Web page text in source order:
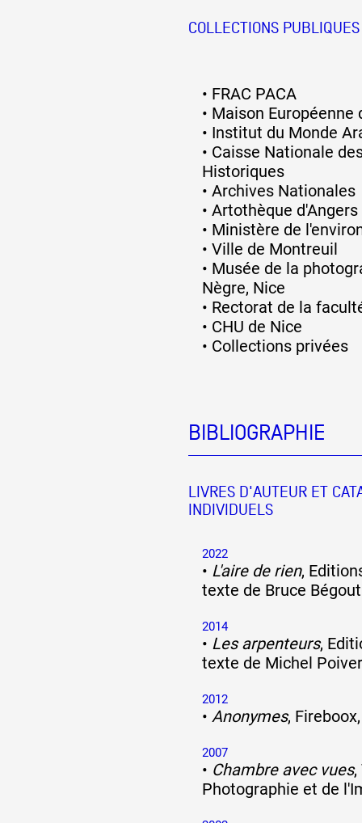
COLLECTIONS
• FRAC PACA
• Maison Européenne
• Institut du Monde
• Caisse Nationale
Historiques
• Archives Nationales
• Artothèque d'Angers
• Ministère de
• Ville de Montreuil
• Musée de la
Nègre, Nice
• Rectorat de la
• CHU de Nice
• Collections privées
BIBLIOGRAPHIE
LIVRES D'AUTEUR ET
INDIVIDUELS
2022
• L'aire de rien,
texte de Bruce Bégout
2014
• Les arpenteurs,
texte de Michel
2012
• Anonymes,
2007
• Chambre avec vues,
Photographie et de